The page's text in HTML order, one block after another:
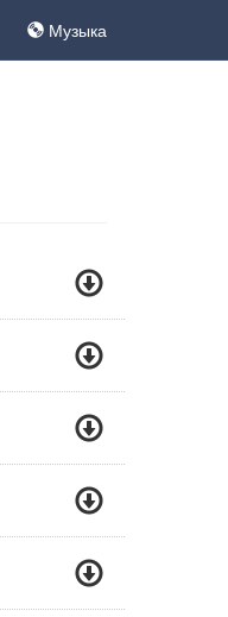
Музыка